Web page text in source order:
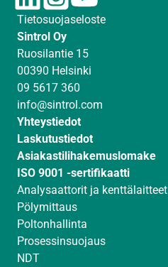
i
n
k
e
d
I
n
n
s
a
g
r
a
m
u
Tietosuojaseloste
Sintrol Oy
Ruosilantie 15
00390 Helsinki
09 5617 360
info@sintrol.com
Yhteystiedot
Laskutustiedot
Asiakastilihakemuslomake
ISO 9001 -sertifikaatti
Analysaattorit ja kenttälaitteet
Pölymittaus
Poltonhallinta
Prosessinsuojaus
NDT